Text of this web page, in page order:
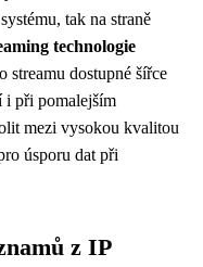
tak na straně
technologie
dostupné šířce
i při pomalejším
mezi vysokou kvalitou
úsporu dat při
z IP